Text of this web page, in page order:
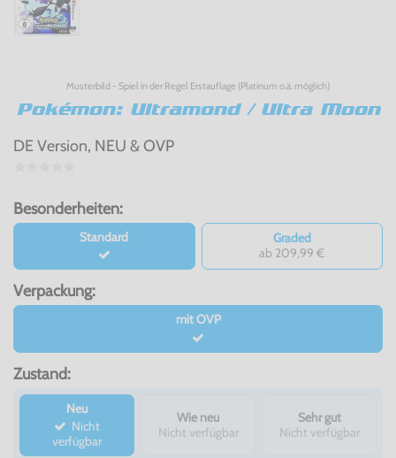
Musterbild - Spiel in der Regel Erstauflage (Platinum o.ä. möglich)
Pokémon: Ultramond / Ultra Moon
DE Version, NEU & OVP
Besonderheiten:
Standard
Graded
ab 209,99 €
Verpackung:
mit OVP
Zustand:
Neu
verfügbar
Wie neu
Nicht verfügbar
Sehr gut
Nicht verfügbar